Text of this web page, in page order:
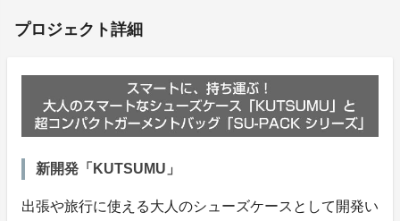
プロジェクト詳細
新開発「KUTSUMU」
出張や旅行に使える大人のシューズケースとして開発い